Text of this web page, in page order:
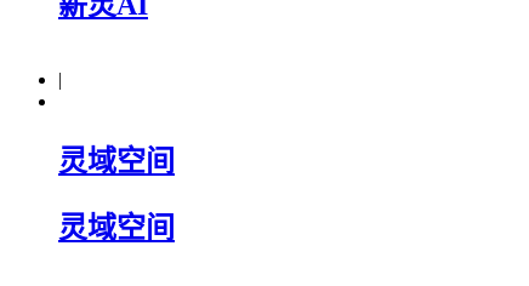
|
灵域空间
灵域空间